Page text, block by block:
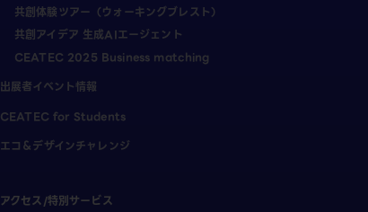
共創体験ツアー（ウォーキングブレスト）
共創アイデア 生成AIエージェント
CEATEC 2025 Business matching
出展者イベント情報
CEATEC for Students
エコ＆デザインチャレンジ
アクセス/特別サービス